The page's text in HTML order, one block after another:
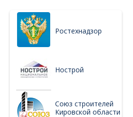
Ростехнадзор
Нострой
Союз строителей
Кировской области